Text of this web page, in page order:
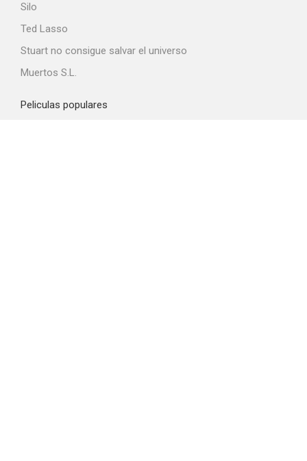
Silo
Ted Lasso
Stuart no consigue salvar el universo
Muertos S.L.
Peliculas populares